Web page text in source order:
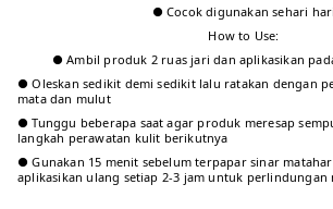
● Cocok digunakan sehari hari
How to Use:
● Ambil produk 2 ruas jari dan aplikasikan
● Oleskan sedikit demi sedikit lalu ratakan dengan
mata dan mulut
● Tunggu beberapa saat agar produk meresap
langkah perawatan kulit berikutnya
● Gunakan 15 menit sebelum terpapar sinar
aplikasikan ulang setiap 2-3 jam untuk perlindungan